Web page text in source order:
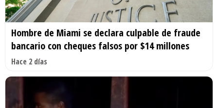
Hombre de Miami se declara culpable de fraude
bancario con cheques falsos por $14 millones
Hace 2 días